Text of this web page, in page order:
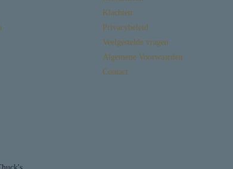
Klachten
Privacybeleid
Veelgestelde vragen
Algemene Voorwaarden
Contact